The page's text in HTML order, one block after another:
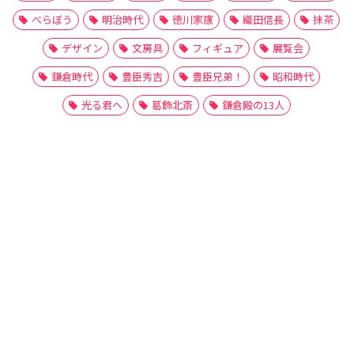
べらぼう
明治時代 徳川家康 織田信長
抹茶
デザイン
文房具 フィギュア
展覧会
鎌倉時代
豊臣秀吉 豊臣兄弟！
昭和時代
光る君へ
葛飾北斎 鎌倉殿の13人